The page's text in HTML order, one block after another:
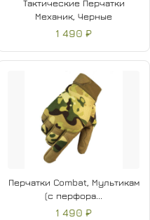
Тактические Перчатки
Механик, Черные
1 490 ₽
Перчатки Combat, Мультикам
(с перфора...
1 490 ₽